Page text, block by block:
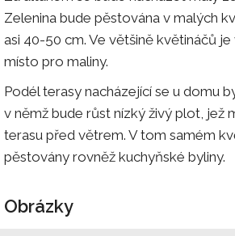
Zelenina bude pěstována v malých
asi 40-50 cm. Ve většině květináčů
místo pro maliny.
Podél terasy nacházející se u domu
v němž bude růst nízký živý plot, jež
terasu před větrem. V tom samém
pěstovány rovněž kuchyňské byliny.
Obrázky